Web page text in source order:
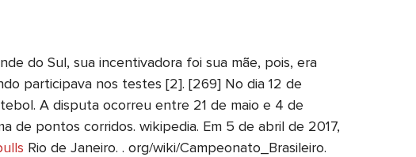
do Sul, sua incentivadora foi sua mãe, pois, era
participava nos testes [2]. [269] No dia 12 de
A disputa ocorreu entre 21 de maio e 4 de
de pontos corridos. wikipedia. Em 5 de abril de 2017,
Rio de Janeiro. . org/wiki/Campeonato_Brasileiro.